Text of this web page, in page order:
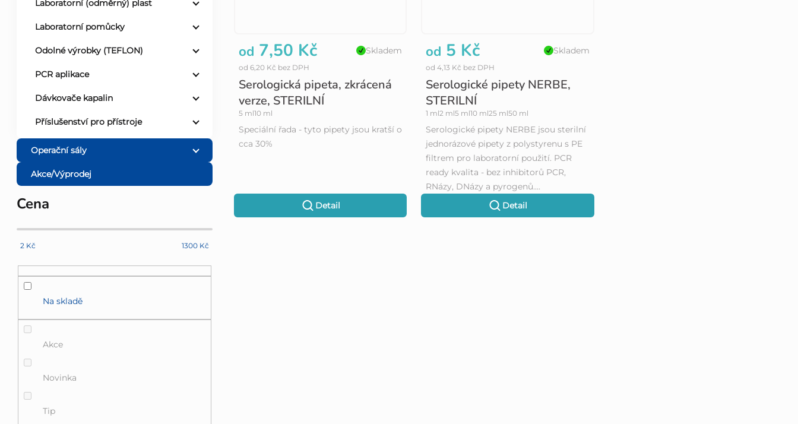
Laboratorní (odměrný) plast
Laboratorní pomůcky
Odolné výrobky (TEFLON)
PCR aplikace
Dávkovače kapalin
Příslušenství pro přístroje
Operační sály
Akce/Výprodej
Cena
2 Kč 1300 Kč
Na skladě
Akce
Novinka
Tip
Serologická pipeta, zkrácená
verze, STERILNÍ
Skladem
od 6,20 Kč bez DPH
od 7,50 Kč
5 ml10 ml
Detail
Speciální řada - tyto pipety jsou kratší o
cca 30%
Serologické pipety NERBE,
STERILNÍ
Skladem
od 4,13 Kč bez DPH
od 5 Kč
1 ml2 ml5 ml10 ml25 ml50 ml
Detail
Serologické pipety NERBE jsou sterilní
jednorázové pipety z polystyrenu s PE
filtrem pro laboratorní použití. PCR
ready kvalita - bez inhibitorů PCR,
RNázy, DNázy a pyrogenů....